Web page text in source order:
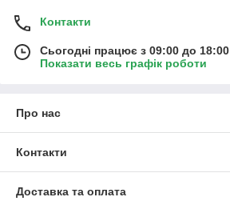
Контакти
Сьогодні працює з 09:00 до 18:00
Показати весь графік роботи
Про нас
Контакти
Доставка та оплата